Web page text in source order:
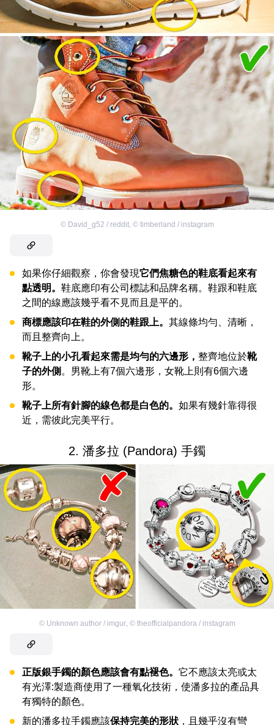
© David_g52 / reddit, © timberland / instagram
如果你仔細觀察，你會發現它們焦糖色的鞋底看起來有
點透明。 鞋底應印有公司標誌和品牌名稱。鞋跟和鞋底
之間的線應該幾乎看不見而且是平的。
商標應該印在鞋的外側的鞋跟上。 其線條均勻、清晰，
而且整齊向上。
靴子上的小孔看起來需是均勻的六邊形， 整齊地位於靴
子的外側 。男靴上有7個六邊形，女靴上則有6個六邊
形。
靴子上所有針腳的線色都是白色的。 如果有幾針靠得很
近，需彼此完美平行。
2. 潘多拉 (Pandora) 手鐲
© Unknown author / imgur, © theofficialpandora / instagram
正版銀手鐲的顏色應該會有點褪色。 它不應該太亮或太
有光澤:製造商使用了一種氧化技術，使潘多拉的產品具
有獨特的顏色。
新的潘多拉手鐲應該保持完美的形狀 ，且幾乎沒有彎